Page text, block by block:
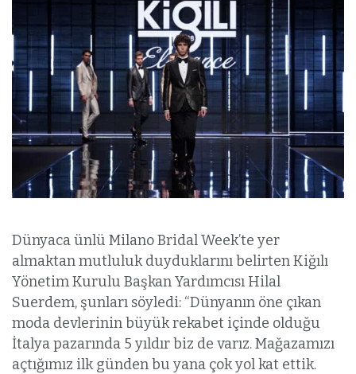
Dünyaca ünlü Milano Bridal Week’te yer
almaktan mutluluk duyduklarını belirten Kiğılı
Yönetim Kurulu Başkan Yardımcısı Hilal
Suerdem, şunları söyledi: “Dünyanın öne çıkan
moda devlerinin büyük rekabet içinde olduğu
İtalya pazarında 5 yıldır biz de varız. Mağazamızı
açtığımız ilk günden bu yana çok yol kat ettik.